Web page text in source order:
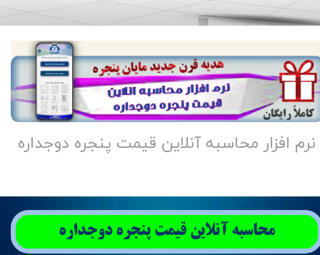
نرم افزار محاسبه آنلاین قیمت پنجره دوجداره
محاسبه آنلاين قيمت پنجره دوجداره